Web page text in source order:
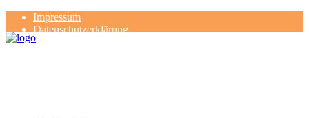
Impressum
Datenschutzerklärung
Kontakt